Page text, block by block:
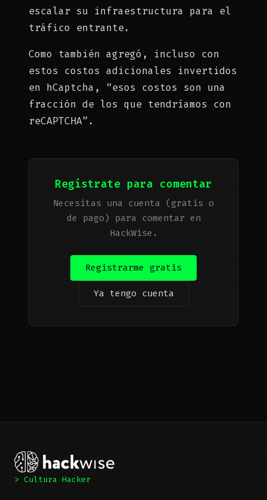
escalar su infraestructura para el
tráfico entrante.
Como también agregó, incluso con
estos costos adicionales invertidos
en hCaptcha, “esos costos son una
fracción de los que tendríamos con
reCAPTCHA”.
Regístrate para comentar
Necesitas una cuenta (gratis o
de pago) para comentar en
HackWise.
Registrarme gratis
Ya tengo cuenta
> Cultura Hacker